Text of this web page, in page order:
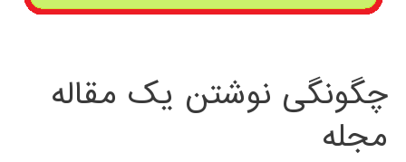
چگونگی نوشتن یک مقاله
مجله